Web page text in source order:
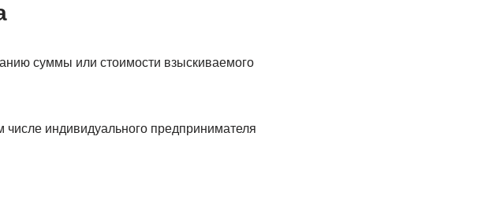
суммы или стоимости взыскиваемого
индивидуального предпринимателя